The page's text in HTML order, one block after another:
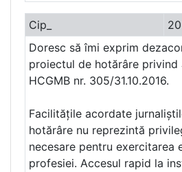
Cip_
Doresc să îmi exprim
proiectul de hotărâre privind
HCGMB nr. 305/31.10.2016.
Facilitățile acordate
hotărâre nu reprezintă
necesare pentru exercitarea
profesiei. Accesul rapid la